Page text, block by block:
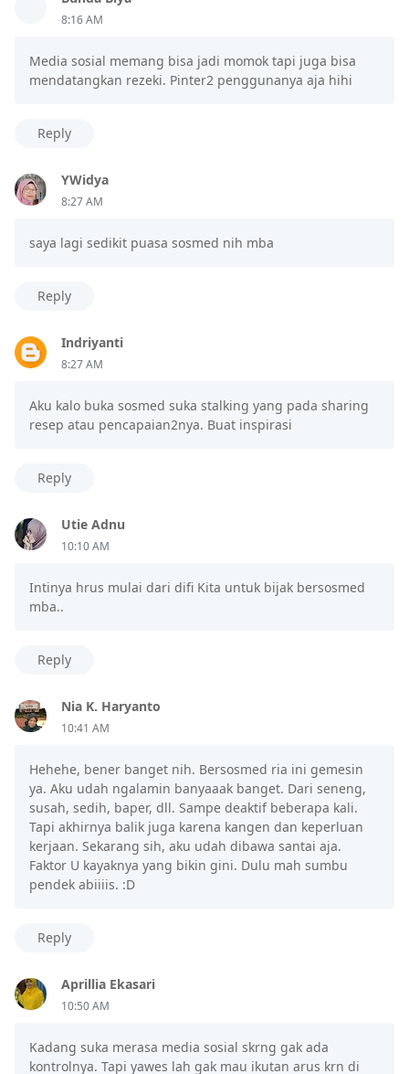
8:16 AM
Media sosial memang bisa jadi momok tapi juga bisa
mendatangkan rezeki. Pinter2 penggunanya aja hihi
Reply
YWidya
8:27 AM
saya lagi sedikit puasa sosmed nih mba
Reply
Indriyanti
8:27 AM
Aku kalo buka sosmed suka stalking yang pada sharing
resep atau pencapaian2nya. Buat inspirasi
Reply
Utie Adnu
10:10 AM
Intinya hrus mulai dari difi Kita untuk bijak bersosmed
mba..
Reply
Nia K. Haryanto
10:41 AM
Hehehe, bener banget nih. Bersosmed ria ini gemesin
ya. Aku udah ngalamin banyaaak banget. Dari seneng,
susah, sedih, baper, dll. Sampe deaktif beberapa kali.
Tapi akhirnya balik juga karena kangen dan keperluan
kerjaan. Sekarang sih, aku udah dibawa santai aja.
Faktor U kayaknya yang bikin gini. Dulu mah sumbu
pendek abiiiis. :D
Reply
Aprillia Ekasari
10:50 AM
Kadang suka merasa media sosial skrng gak ada
kontrolnya. Tapi yawes lah gak mau ikutan arus krn di